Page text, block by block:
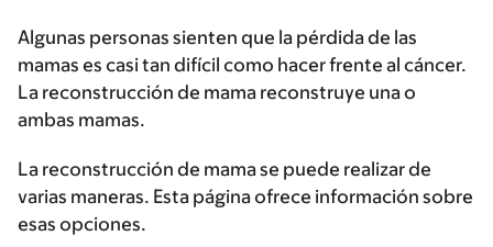
Algunas personas sienten que la pérdida de las
mamas es casi tan difícil como hacer frente al cáncer.
La reconstrucción de mama reconstruye una o
ambas mamas.
La reconstrucción de mama se puede realizar de
varias maneras. Esta página ofrece información sobre
esas opciones.